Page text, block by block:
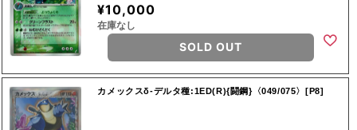
¥10,000
在庫なし
SOLD OUT
カメックスδ-デルタ種:1ED(R){闘鋼}〈049/075〉[P8]